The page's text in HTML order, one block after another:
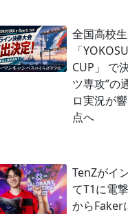
全国高校
「
CUP」 で
ツ専攻”の
ロ実況が
点へ
TenZがイ
てT1に電
からFaker